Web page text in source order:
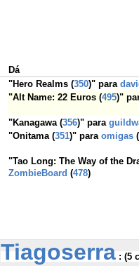
Dá
"Hero Realms (350)" para
"Alt Name: 22 Euros (495)"
"Kanagawa (356)" para
"Onitama (351)" paraomigas (
"Tao Long: The Way of the
ZombieBoard (478)
Tiagoserra : (5